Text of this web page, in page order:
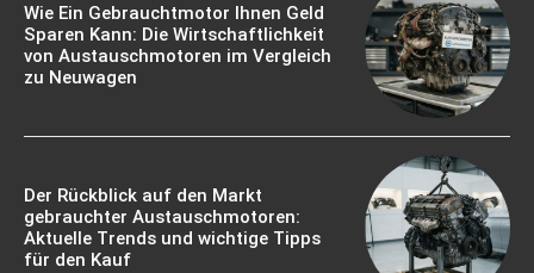
Wie Ein Gebrauchtmotor Ihnen Geld
Sparen Kann: Die Wirtschaftlichkeit
von Austauschmotoren im Vergleich
zu Neuwagen
Der Rückblick auf den Markt
gebrauchter Austauschmotoren:
Aktuelle Trends und wichtige Tipps
für den Kauf